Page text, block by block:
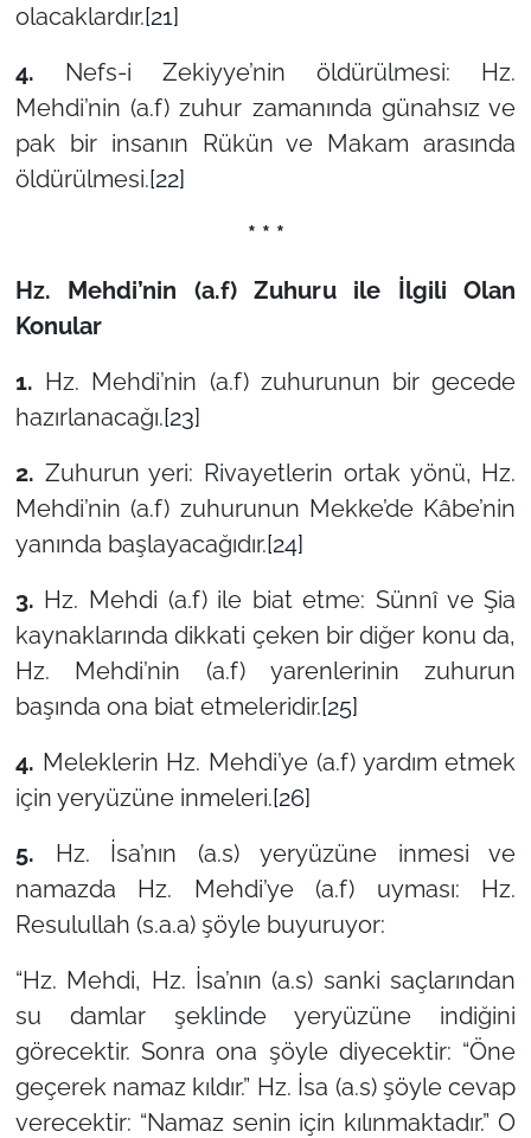
olacaklardır.[21]
4. Nefs-i Zekiyye’nin öldürülmesi: Hz.
Mehdi’nin (a.f) zuhur zamanında günahsız ve
pak bir insanın Rükün ve Makam arasında
öldürülmesi.[22]
* * *
Hz. Mehdi’nin (a.f) Zuhuru ile İlgili Olan
Konular
1. Hz. Mehdi’nin (a.f) zuhurunun bir gecede
hazırlanacağı.[23]
2. Zuhurun yeri: Rivayetlerin ortak yönü, Hz.
Mehdi’nin (a.f) zuhurunun Mekke’de Kâbe’nin
yanında başlayacağıdır.[24]
3. Hz. Mehdi (a.f) ile biat etme: Sünnî ve Şia
kaynaklarında dikkati çeken bir diğer konu da,
Hz. Mehdi’nin (a.f) yarenlerinin zuhurun
başında ona biat etmeleridir.[25]
4. Meleklerin Hz. Mehdi’ye (a.f) yardım etmek
için yeryüzüne inmeleri.[26]
5. Hz. İsa’nın (a.s) yeryüzüne inmesi ve
namazda Hz. Mehdi’ye (a.f) uyması: Hz.
Resulullah (s.a.a) şöyle buyuruyor:
“Hz. Mehdi, Hz. İsa’nın (a.s) sanki saçlarından
su damlar şeklinde yeryüzüne indiğini
görecektir. Sonra ona şöyle diyecektir: “Öne
geçerek namaz kıldır.” Hz. İsa (a.s) şöyle cevap
verecektir: “Namaz senin için kılınmaktadır.” O